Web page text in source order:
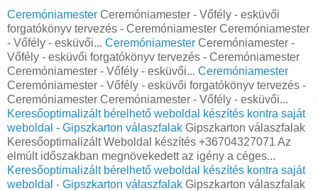
Ceremóniamester Ceremóniamester - Vőfély - esküvői
forgatókönyv tervezés - Ceremóniamester Ceremóniamester
- Vőfély - esküvői... Ceremóniamester Ceremóniamester -
Vőfély - esküvői forgatókönyv tervezés - Ceremóniamester
Ceremóniamester - Vőfély - esküvői... Ceremóniamester
Ceremóniamester - Vőfély - esküvői forgatókönyv tervezés -
Ceremóniamester Ceremóniamester - Vőfély - esküvői...
Keresőoptimalizált bérelhető weboldal készítés kontra saját
weboldal - Gipszkarton válaszfalak Gipszkarton válaszfalak
Keresőoptimalizált Weboldal készítés +36704327071 Az
elmúlt időszakban megnövekedett az igény a céges...
Keresőoptimalizált bérelhető weboldal készítés kontra saját
weboldal - Gipszkarton válaszfalak Gipszkarton válaszfalak